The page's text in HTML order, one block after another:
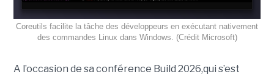
Coreutils facilite la tâche des développeurs en exécutant nativement
des commandes Linux dans Windows. (Crédit Microsoft)
A l’occasion de sa conférence Build 2026,qui s’est